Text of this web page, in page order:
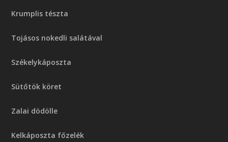
Krumplis tészta
Tojásos nokedli salátával
Székelykáposzta
Sütőtök köret
Zalai dödölle
Kelkáposzta főzelék